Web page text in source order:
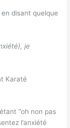
disant quelque
je
Karaté
“oh non pas
l’anxiété